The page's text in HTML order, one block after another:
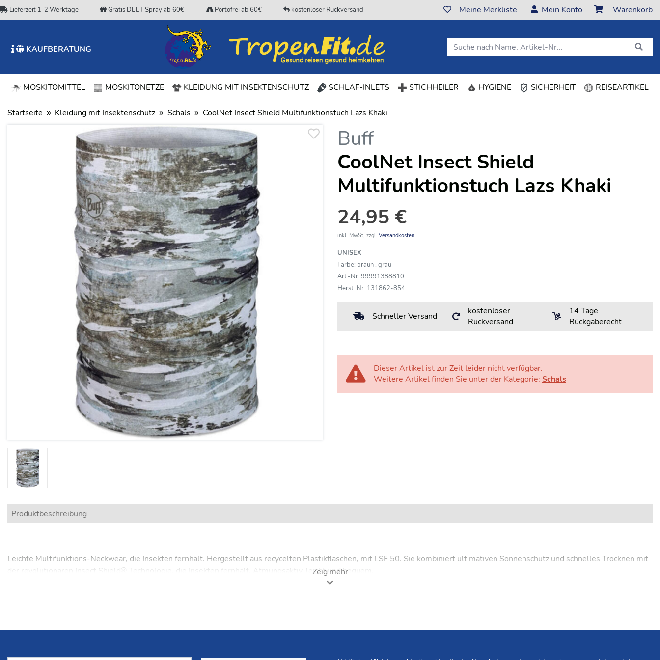
Lieferzeit 1-2 Werktage Gratis DEET Spray ab 60€ Portofrei ab 60€ kostenloser Rückversand Meine Merkliste Mein Konto Warenkorb
KAUFBERATUNG
MOSKITOMITTEL MOSKITONETZE KLEIDUNG MIT INSEKTENSCHUTZ(CURRENT)
SCHLAF-INLETS STICHHEILER HYGIENE SICHERHEIT REISEARTIKEL
Startseite Kleidung mit Insektenschutz Schals CoolNet Insect Shield Multifunktionstuch Lazs Khaki
Buff
CoolNet Insect Shield
Multifunktionstuch Lazs Khaki
24,95 €
inkl. MwSt, zzgl. Versandkosten
UNISEX
Farbe: braun , grau
Art.-Nr. 99991388810
Herst. Nr. 131862-854
Schneller Versand
kostenloser
Rückversand
14 Tage
Rückgaberecht
Dieser Artikel ist zur Zeit leider nicht verfügbar.
Weitere Artikel finden Sie unter der Kategorie: Schals
Produktbeschreibung
Leichte Multifunktions-Neckwear, die Insekten fernhält. Hergestellt aus recycelten Plastikflaschen, mit LSF 50. Sie kombiniert ultimativen Sonnenschutz und schnelles Trocknen mit
der revolutionären Insect Shield® Technologie, die Insekten fernhält. Atmungsaktiv, leicht und bequem.
Für maximalen Komfort und zur Vermeidung von Hautirritationen aus einem Teil und ohne Nähte hergestellt.
Zeig mehr